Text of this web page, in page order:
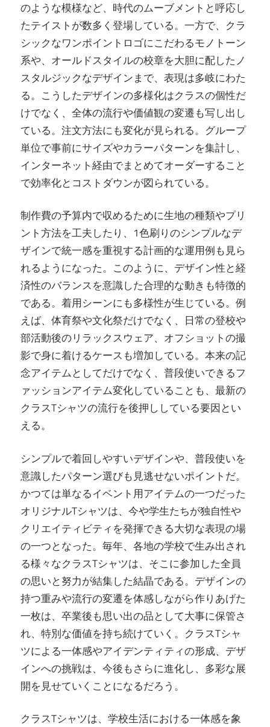
のような模様など、時代のムーブメントと呼応し
たテイストが数多く登場している。一方で、クラ
シックなワンポイントロゴにこだわるモノトーン
系や、オールドスタイルの校章を大胆に配したノ
スタルジックなデザインまで、表現は多岐にわた
る。こうしたデザインの多様化はクラスの個性だ
けでなく、全体の流行や価値観の変遷も写し出し
ている。注文方法にも変化が見られる。グループ
単位で事前にサイズやカラーパターンを集計し、
インターネット経由でまとめてオーダーすること
で効率化とコストダウンが図られている。
制作費の予算内で収めるために生地の種類やプリ
ント方法を工夫したり、1色刷りのシンプルなデ
ザインで統一感を重視する計画的な運用例も見ら
れるようになった。このように、デザイン性と経
済性のバランスを意識した合理的な動きも特徴的
である。着用シーンにも多様性が生じている。例
えば、体育祭や文化祭だけでなく、日常の登校や
部活動後のリラックスウェア、オフショットの撮
影で身に着けるケースも増加している。本来の記
念アイテムとしてだけでなく、普段使いできるフ
ァッションアイテム変化していることも、最新の
クラスTシャツの流行を後押ししている要因とい
える。
シンプルで着回しやすいデザインや、普段使いを
意識したパターン選びも見逃せないポイントだ。
かつては単なるイベント用アイテムの一つだった
オリジナルTシャツは、今や学生たちが独自性や
クリエイティビティを発揮できる大切な表現の場
の一つとなった。毎年、各地の学校で生み出され
る様々なクラスTシャツは、そこに参加した全員
の思いと努力が結集した結晶である。デザインの
持つ重みや流行の変遷を体感しながら作りあげた
一枚は、卒業後も思い出の品として大事に保管さ
れ、特別な価値を持ち続けていく。クラスTシャ
ツによる一体感やアイデンティティの形成、デザ
インへの挑戦は、今後もさらに進化し、多彩な展
開を見せていくことになるだろう。
クラスTシャツは、学校生活における一体感を象